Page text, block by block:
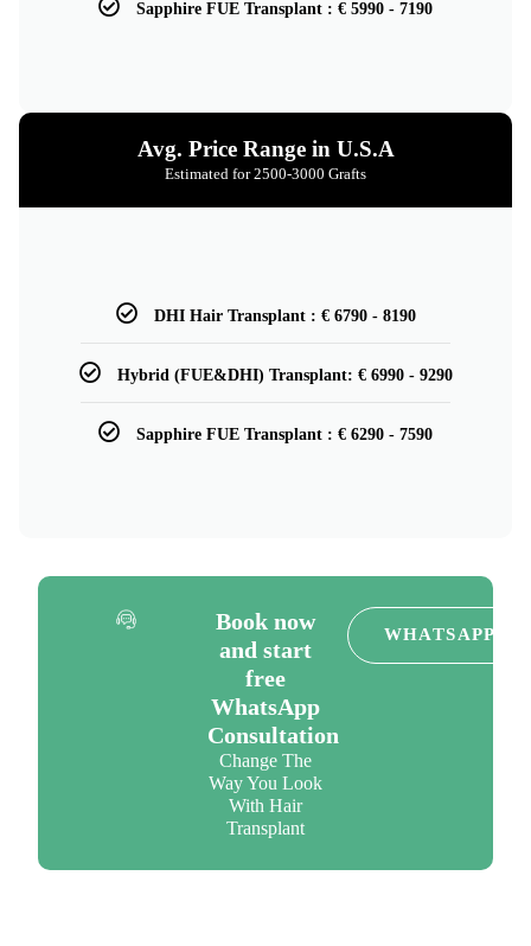
Sapphire FUE Transplant : € 5990 - 7190
Avg. Price Range in U.S.A
Estimated for 2500-3000 Grafts
DHI Hair Transplant : € 6790 - 8190
Hybrid (FUE&DHI) Transplant: € 6990 - 9290
Sapphire FUE Transplant : € 6290 - 7590
Book now
and start
free
WhatsApp
Consultation
Change The
Way You Look
With Hair
Transplant
WHATSAPP